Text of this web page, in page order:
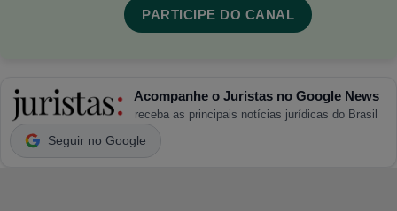
PARTICIPE DO CANAL
Acompanhe o Juristas no Google News
receba as principais notícias jurídicas do Brasil
Seguir no Google